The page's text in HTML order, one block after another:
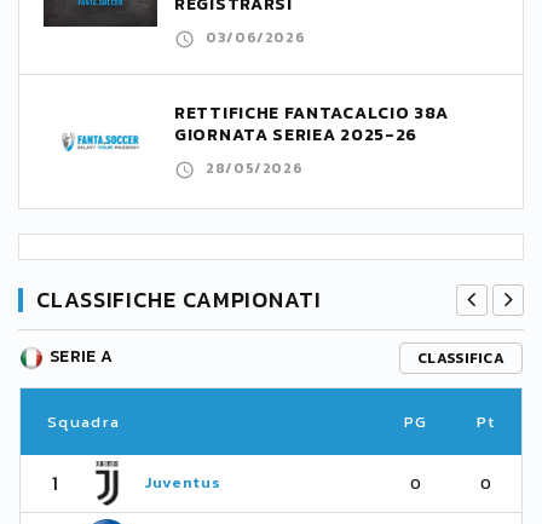
03/06/2026
RETTIFICHE FANTACALCIO 38A
GIORNATA SERIEA 2025-26
28/05/2026
CLASSIFICHE CAMPIONATI
SERIE A CLASSIFICA
Squadra PG Pt
1 Juventus 0 0